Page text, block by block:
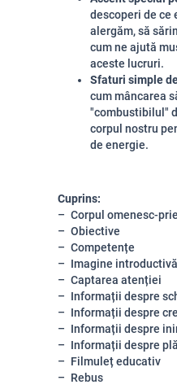
descoperi de ce
alergăm, să
cum ne ajută
aceste lucruri.
Sfaturi simple
cum mâncarea
"combustibilul"
corpul nostru
de energie.
Cuprins:
Corpul omenesc-
Obiective
Competențe
Imagine introductivă
Captarea atenției
Informații despre
Informații despre
Informații despre
Informații despre
Filmuleț educativ
Rebus